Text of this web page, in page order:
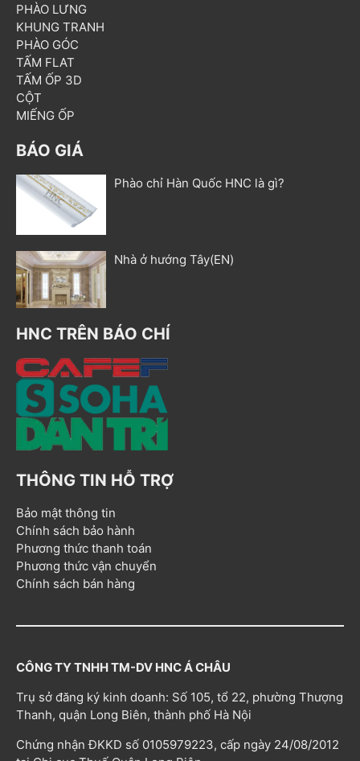
PHÀO LƯNG
KHUNG TRANH
PHÀO GÓC
TẤM FLAT
TẤM ỐP 3D
CỘT
MIẾNG ỐP
BÁO GIÁ
Phào chỉ Hàn Quốc HNC là gì?
Nhà ở hướng Tây(EN)
HNC TRÊN BÁO CHÍ
THÔNG TIN HỖ TRỢ
Bảo mật thông tin
Chính sách bảo hành
Phương thức thanh toán
Phương thức vận chuyển
Chính sách bán hàng
CÔNG TY TNHH TM-DV HNC Á CHÂU
Trụ sở đăng ký kinh doanh: Số 105, tổ 22, phường Thượng
Thanh, quận Long Biên, thành phố Hà Nội
Chứng nhận ĐKKD số 0105979223, cấp ngày 24/08/2012